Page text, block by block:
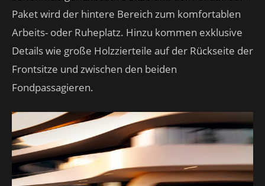
Paket wird der hintere Bereich zum komfortablen
Arbeits- oder Ruheplatz. Hinzu kommen exklusive
Details wie große Holzzierteile auf der Rückseite der
Frontsitze und zwischen den beiden
Fondpassagieren.